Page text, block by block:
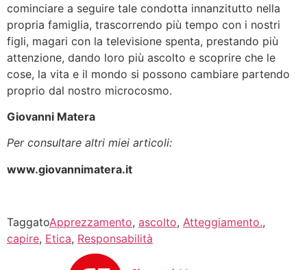
cominciare a seguire tale condotta innanzitutto nella
propria famiglia, trascorrendo più tempo con i nostri
figli, magari con la televisione spenta, prestando più
attenzione, dando loro più ascolto e scoprire che le
cose, la vita e il mondo si possono cambiare partendo
proprio dal nostro microcosmo.
Giovanni Matera
Per consultare altri miei articoli:
www.giovannimatera.it
TaggatoApprezzamento, ascolto, Atteggiamento.,
capire, Etica, Responsabilità